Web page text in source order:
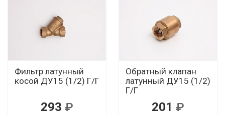
Фильтр латунный
косой ДУ15 (1/2) Г/Г
293
Обратный клапан
латунный ДУ15 (1/2)
Г/Г
201